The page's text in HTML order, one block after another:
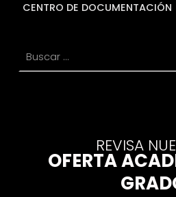
CENTRO DE DOCUMENTACIÓN
REVISA
OFERTA